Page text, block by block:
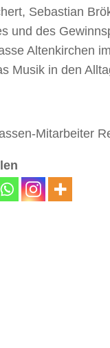
Sebastian
und des
Altenkirchen
Musik in den
Mitarbeiter